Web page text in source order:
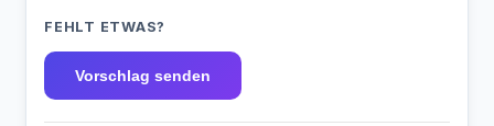
FEHLT ETWAS?
Vorschlag senden